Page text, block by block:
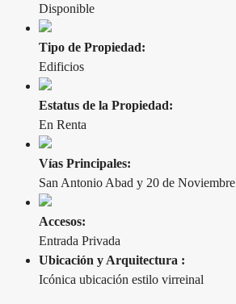
Disponible
Tipo de Propiedad:
Edificios
Estatus de la Propiedad:
En Renta
Vías Principales:
San Antonio Abad y 20 de Noviembre
Accesos:
Entrada Privada
Ubicación y Arquitectura :
Icónica ubicación estilo virreinal